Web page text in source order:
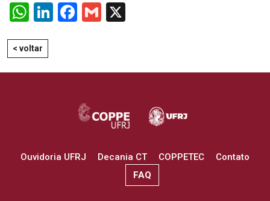
WhatsApp
LinkedIn
Facebook
Gmail
< voltar
Ouvidoria UFRJ Decania CT COPPETEC
Contato
FAQ